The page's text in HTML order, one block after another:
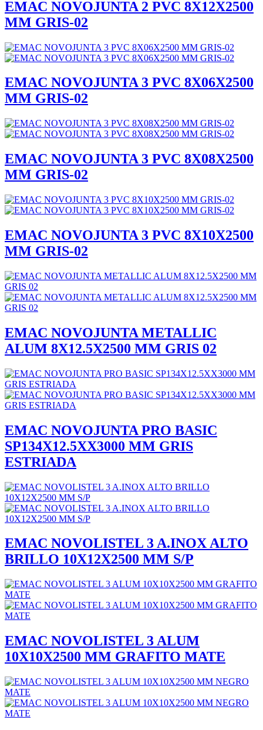
EMAC NOVOJUNTA 2 PVC 8X12X2500
MM GRIS-02
EMAC NOVOJUNTA 3 PVC 8X06X2500
MM GRIS-02
EMAC NOVOJUNTA 3 PVC 8X08X2500
MM GRIS-02
EMAC NOVOJUNTA 3 PVC 8X10X2500
MM GRIS-02
EMAC NOVOJUNTA METALLIC
ALUM 8X12.5X2500 MM GRIS 02
EMAC NOVOJUNTA PRO BASIC
SP134X12.5XX3000 MM GRIS
ESTRIADA
EMAC NOVOLISTEL 3 A.INOX ALTO
BRILLO 10X12X2500 MM S/P
EMAC NOVOLISTEL 3 ALUM
10X10X2500 MM GRAFITO MATE